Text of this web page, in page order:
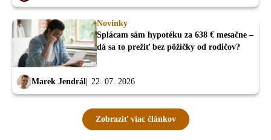
Novinky
Splácam sám hypotéku za 638 € mesačne –
dá sa to prežiť bez pôžičky od rodičov?
Marek Jendrál 22. 07. 2026
Zobraziť viac článkov